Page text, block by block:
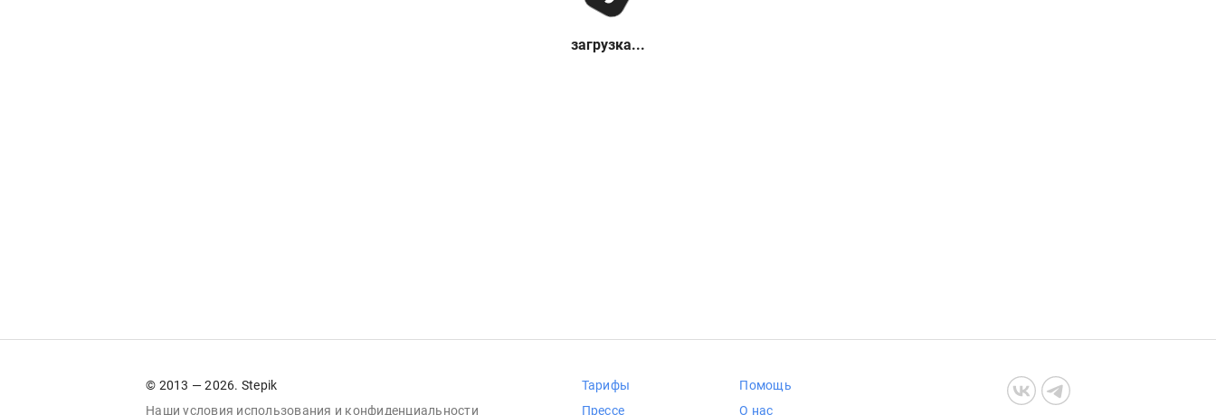
загрузка...
© 2013 — 2026. Stepik
Наши условия использования и конфиденциальности
Тарифы
Прессе
Помощь
О нас